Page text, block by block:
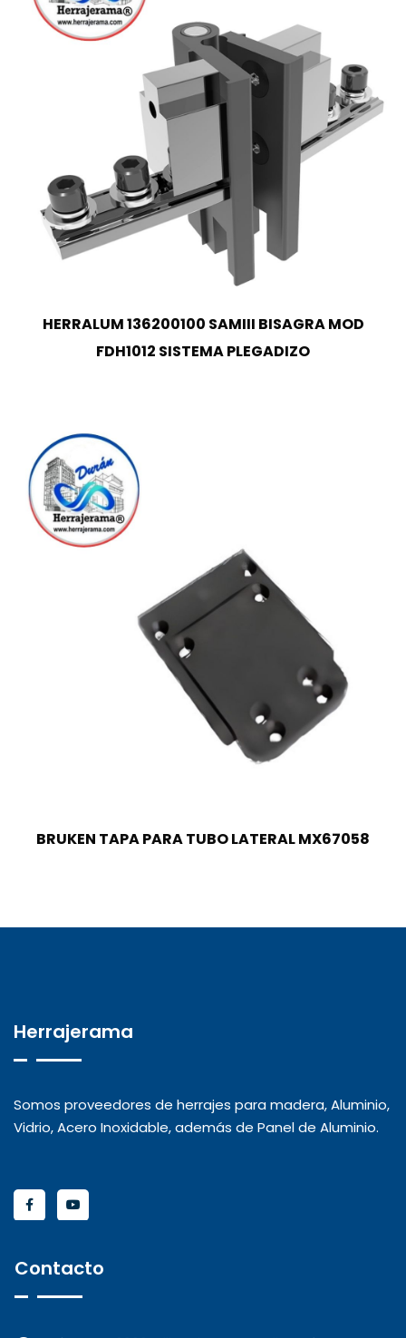
HERRALUM 136200100 SAMIII BISAGRA MOD
FDH1012 SISTEMA PLEGADIZO
BRUKEN TAPA PARA TUBO LATERAL MX67058
Herrajerama
Somos proveedores de herrajes para madera, Aluminio,
Vidrio, Acero Inoxidable, además de Panel de Aluminio.
Contacto